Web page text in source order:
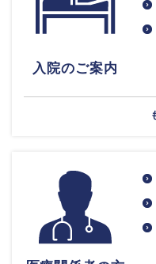
入院のご案内